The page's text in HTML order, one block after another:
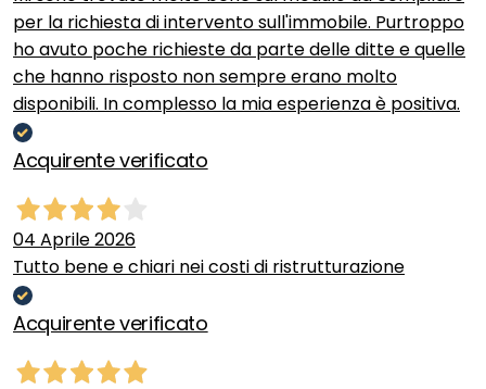
per la richiesta di intervento sull'immobile. Purtroppo
ho avuto poche richieste da parte delle ditte e quelle
che hanno risposto non sempre erano molto
disponibili. In complesso la mia esperienza è positiva.
Acquirente verificato
04 Aprile 2026
Tutto bene e chiari nei costi di ristrutturazione
Acquirente verificato